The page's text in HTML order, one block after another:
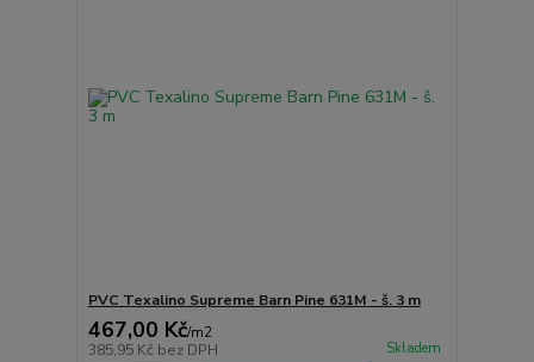
PVC Texalino Supreme Barn Pine 631M - š. 3 m
467,00 Kč/m2
385,95 Kč bez DPH Skladem